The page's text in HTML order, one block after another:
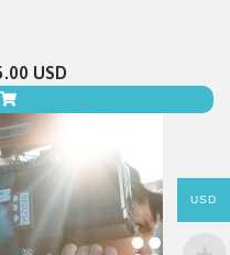
USD
USD